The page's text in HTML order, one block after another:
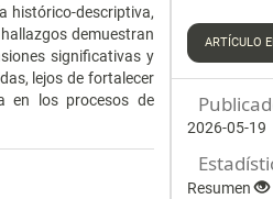
histórico-descriptiva,
demuestran
significativas y
lejos de fortalecer
en los procesos de
ARTÍCULO
2026-05-19
Resumen